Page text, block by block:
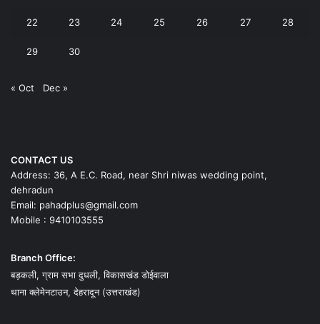
22 23 24 25 26 27 28
29 30
« Oct Dec »
CONTACT US
Address: 36, A E.C. Road, near Shri niwas wedding point,
dehradun
Email: pahadplus@gmail.com
Mobile : 9410103555
Branch Office:
बड़कली, ग्राम सभा दुधली, विकासखंड डोईवाला
थाना क्लेमेनटाउन, देहरादून (उत्तराखंड)